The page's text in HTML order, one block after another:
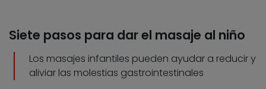
Siete pasos para dar el masaje al niño
Los masajes infantiles pueden ayudar a reducir y
aliviar las molestias gastrointestinales